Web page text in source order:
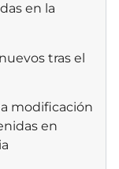
en la
tras el
modificación
en